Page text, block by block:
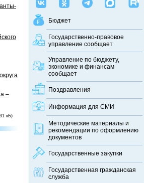
Бюджет
Государственно-правовое
управление сообщает
Управление по бюджету,
экономике и финансам
сообщает
Поздравления
Информация для СМИ
Методические материалы и
рекомендации по оформлению
документов
Государственные закупки
Государственная гражданская
служба
–
кБ)